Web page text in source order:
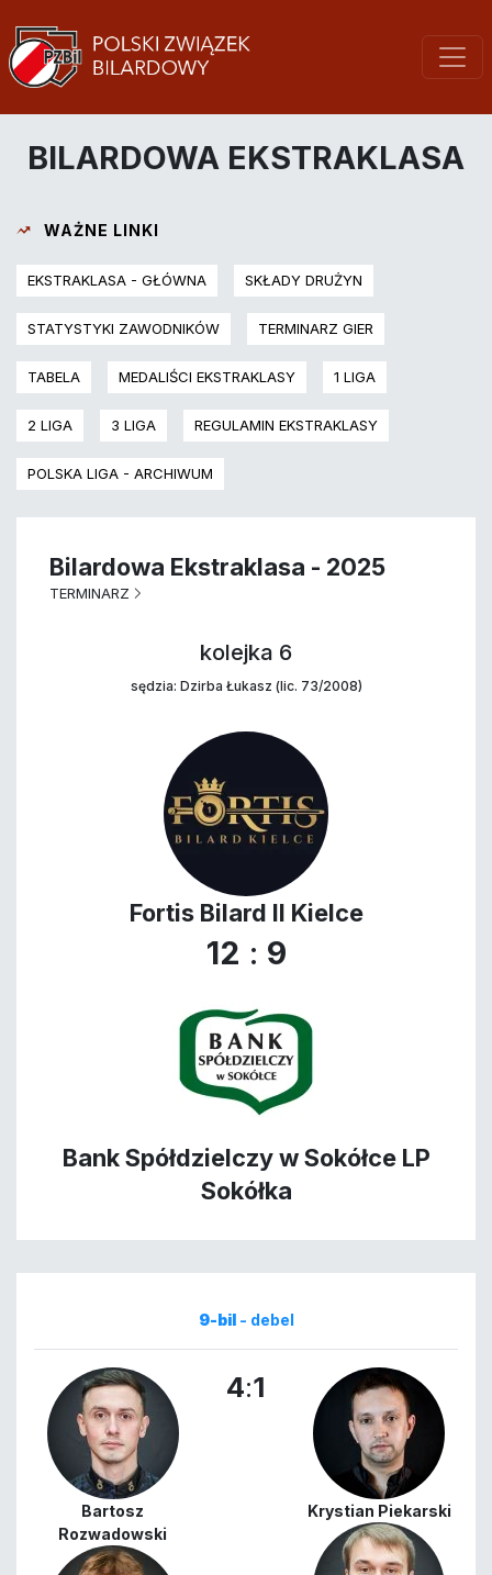
BILARDOWA EKSTRAKLASA
WAŻNE LINKI
EKSTRAKLASA - GŁÓWNA SKŁADY DRUŻYN
STATYSTYKI ZAWODNIKÓW TERMINARZ GIER
TABELA MEDALIŚCI EKSTRAKLASY 1 LIGA
2 LIGA 3 LIGA REGULAMIN EKSTRAKLASY
POLSKA LIGA - ARCHIWUM
Bilardowa Ekstraklasa - 2025
TERMINARZ
kolejka 6
sędzia: Dzirba Łukasz (lic. 73/2008)
Fortis Bilard II Kielce
12 : 9
Bank Spółdzielczy w Sokółce LP
Sokółka
9-bil- debel
Bartosz
Rozwadowski
4:1
Krystian Piekarski